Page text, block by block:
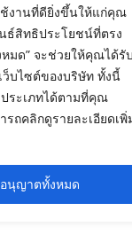
งานที่ดียิ่งขึ้นให้แก่คุณ
ธ์สิทธิประโยชน์ที่ตรง
มด” จะช่วยให้คุณได้รั
บไซต์ของบริษัท ทั้งนี้
ระเภทได้ตามที่คุณ
ถคลิกดูรายละเอียดเพิ่
อนุญาตทั้งหมด